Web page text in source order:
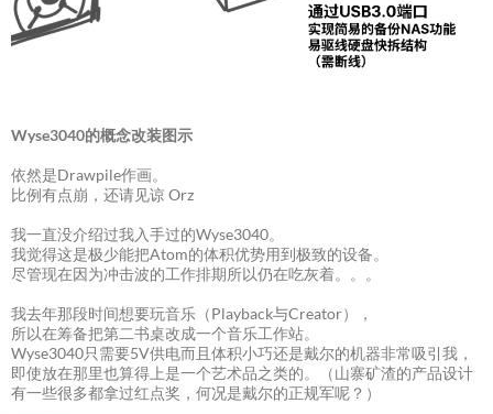
Wyse3040的概念改装图示
依然是Drawpile作画。
比例有点崩，还请见谅 Orz
我一直没介绍过我入手过的Wyse3040。
我觉得这是极少能把Atom的体积优势用到极致的设备。
尽管现在因为冲击波的工作排期所以仍在吃灰着。。。
我去年那段时间想要玩音乐（Playback与Creator），
所以在筹备把第二书桌改成一个音乐工作站。
Wyse3040只需要5V供电而且体积小巧还是戴尔的机器非常吸引我，
即使放在那里也算得上是一个艺术品之类的。（山寨矿渣的产品设计
有一些很多都拿过红点奖，何况是戴尔的正规军呢？）